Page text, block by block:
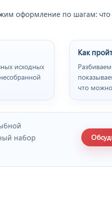
оформление по шагам: что
исходных
Как
что
набор